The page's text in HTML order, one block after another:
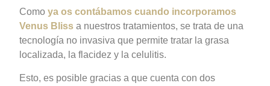
Como ya os contábamos cuando incorporamos
Venus Blissa nuestros tratamientos, se trata de una
tecnología no invasiva que permite tratar la grasa
localizada, la flacidez y la celulitis.
Esto, es posible gracias a que cuenta con dos